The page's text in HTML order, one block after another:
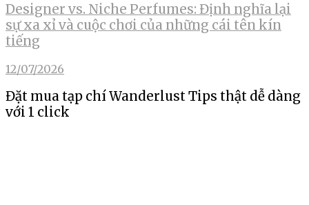
Designer vs. Niche Perfumes: Định nghĩa lại
sự xa xỉ và cuộc chơi của những cái tên kín
tiếng
12/07/2026
Đặt mua tạp chí Wanderlust Tips thật dễ dàng
với 1 click